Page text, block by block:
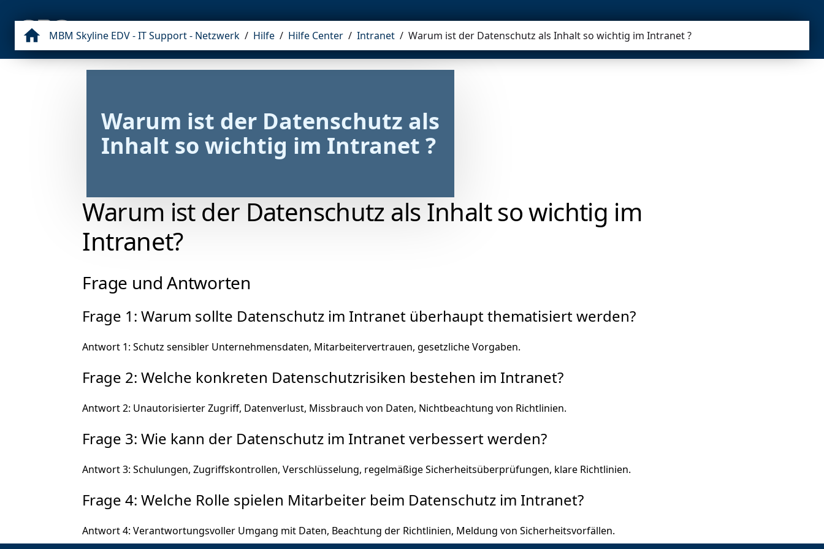
NEWS MBM GROUP GESCHICHTE VISION TEAM REFERENZEN
MBM Skyline EDV - IT Support - Netzwerk / Hilfe / Hilfe Center / Intranet / Warum ist der Datenschutz als Inhalt so wichtig im Intranet ?
Warum ist der Datenschutz als
Inhalt so wichtig im Intranet ?
Warum ist der Datenschutz als Inhalt so wichtig im
Intranet?
Frage und Antworten
Frage 1: Warum sollte Datenschutz im Intranet überhaupt thematisiert werden?
Antwort 1: Schutz sensibler Unternehmensdaten, Mitarbeitervertrauen, gesetzliche Vorgaben.
Frage 2: Welche konkreten Datenschutzrisiken bestehen im Intranet?
Antwort 2: Unautorisierter Zugriff, Datenverlust, Missbrauch von Daten, Nichtbeachtung von Richtlinien.
Frage 3: Wie kann der Datenschutz im Intranet verbessert werden?
Antwort 3: Schulungen, Zugriffskontrollen, Verschlüsselung, regelmäßige Sicherheitsüberprüfungen, klare Richtlinien.
Frage 4: Welche Rolle spielen Mitarbeiter beim Datenschutz im Intranet?
Antwort 4: Verantwortungsvoller Umgang mit Daten, Beachtung der Richtlinien, Meldung von Sicherheitsvorfällen.